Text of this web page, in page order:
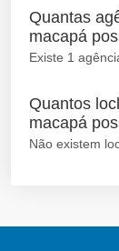
Quantas
macapá
Existe 1
Quantos
macapá
Não existem